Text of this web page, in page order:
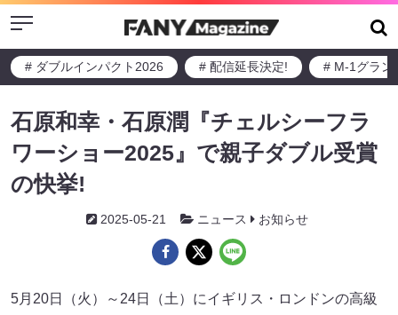
Menu
# ダブルインパクト2026 # 配信延長決定! # M-1グラン
石原和幸・石原潤『チェルシーフラ
ワーショー2025』で親子ダブル受賞
の快挙!
2025-05-21 ニュース お知らせ
5月20日（火）～24日（土）にイギリス・ロンドンの高級